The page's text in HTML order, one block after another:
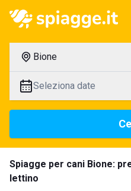
Bione
Seleziona date
Spiagge per cani Bione:
lettino